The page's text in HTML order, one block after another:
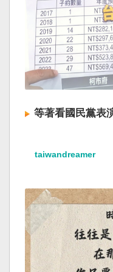
等著看國民黨表
taiwandreamer